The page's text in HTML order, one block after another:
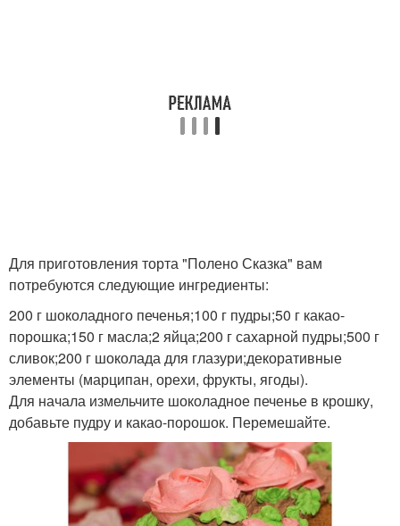
Для приготовления торта "Полено Сказка" вам
потребуются следующие ингредиенты:
200 г шоколадного печенья;100 г пудры;50 г какао-
порошка;150 г масла;2 яйца;200 г сахарной пудры;500 г
сливок;200 г шоколада для глазури;декоративные
элементы (марципан, орехи, фрукты, ягоды).
Для начала измельчите шоколадное печенье в крошку,
добавьте пудру и какао-порошок. Перемешайте.